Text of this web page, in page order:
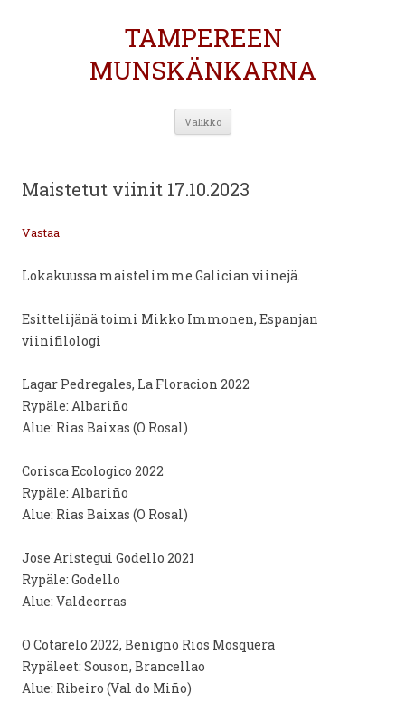
TAMPEREEN
MUNSKÄNKARNA
Valikko Siirry
Maistetut viinit 17.10.2023
Vastaa
Lokakuussa maistelimme Galician viinejä.
Esittelijänä toimi Mikko Immonen, Espanjan
viinifilologi
Lagar Pedregales, La Floracion 2022
Rypäle: Albariño
Alue: Rias Baixas (O Rosal)
Corisca Ecologico 2022
Rypäle: Albariño
Alue: Rias Baixas (O Rosal)
Jose Aristegui Godello 2021
Rypäle: Godello
Alue: Valdeorras
O Cotarelo 2022, Benigno Rios Mosquera
Rypäleet: Souson, Brancellao
Alue: Ribeiro (Val do Miño)